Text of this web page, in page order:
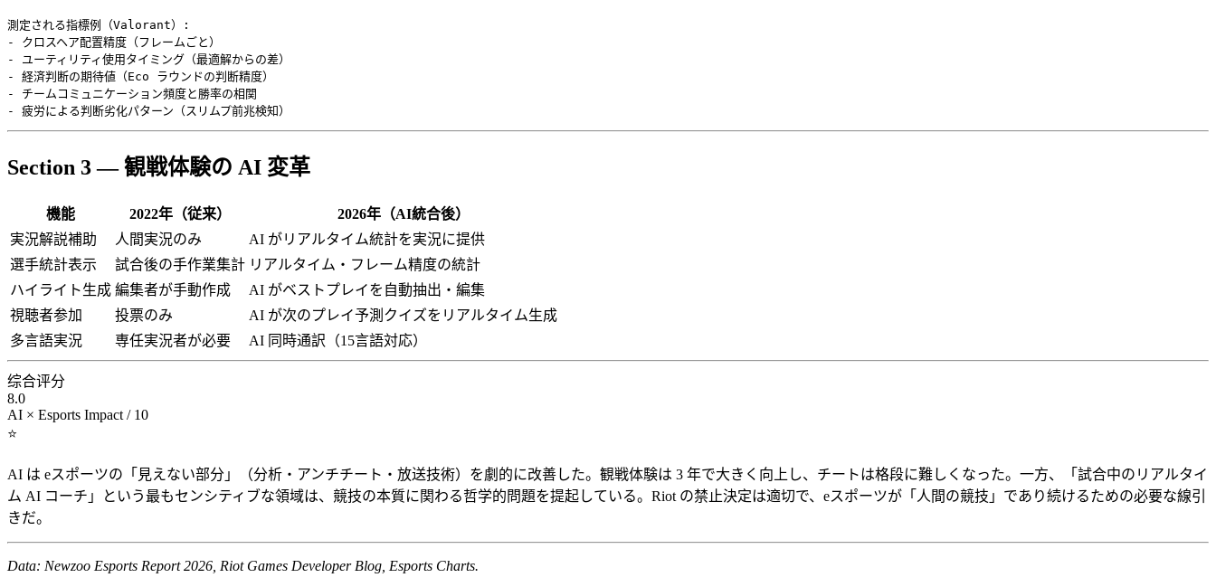
測定される指標例（Valorant）:
- クロスヘア配置精度（フレームごと）
- ユーティリティ使用タイミング（最適解からの差）
- 経済判断の期待値（Eco ラウンドの判断精度）
- チームコミュニケーション頻度と勝率の相関
Section 3 — 観戦体験の AI 変革
機能 2022年（従来）
2026年（AI統合後）
実況解説補助
人間実況のみ
AI がリアルタイム統計を実況に提供
選手統計表示
試合後の手作業集計 リアルタイム・フレーム精度の統計
ハイライト生成 編集者が手動作成
AI がベストプレイを自動抽出・編集
視聴者参加
投票のみ
AI が次のプレイ予測クイズをリアルタイム生成
多言語実況
専任実況者が必要 AI 同時通訳（15言語対応）
综合评分
8.0
AI × Esports Impact / 10
⭐
AI は eスポーツの「見えない部分」（分析・アンチチート・放送技術）を劇的に改善した。観戦体験は 3 年で大きく向上し、チートは格段に難しくなった。一方、「試合中のリアルタイ
ム AI コーチ」という最もセンシティブな領域は、競技の本質に関わる哲学的問題を提起している。Riot の禁止決定は適切で、eスポーツが「人間の競技」であり続けるための必要な線引
きだ。
Data: Newzoo Esports Report 2026, Riot Games Developer Blog, Esports Charts.